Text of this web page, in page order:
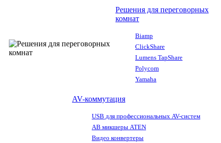
Решения для переговорных
комнат
Biamp
ClickShare
Lumens TapShare
Polycom
Yamaha
AV-коммутация
USB для профессиональных AV-систем
АВ микшеры ATEN
Видео конвертеры